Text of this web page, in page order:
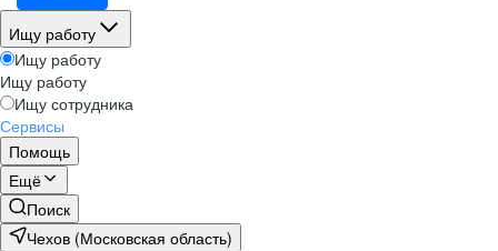
Ищу работу
Ищу работу
Ищу работу
Ищу сотрудника
Сервисы
Помощь
Ещё
Поиск
Чехов (Московская область)